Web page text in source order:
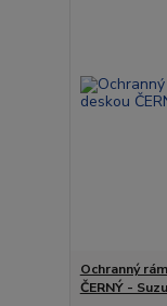
Ochranný
ČERNÝ -